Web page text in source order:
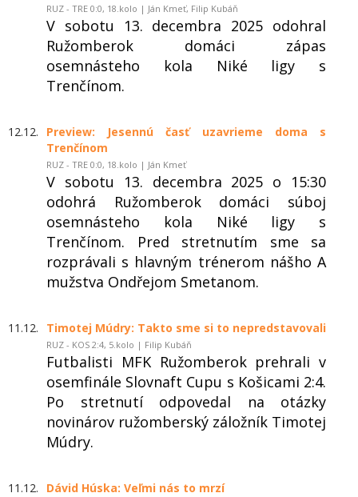
RUZ - TRE 0:0, 18.kolo | Ján Kmeť, Filip Kubáň
V sobotu 13. decembra 2025 odohral
Ružomberok domáci zápas
osemnásteho kola Niké ligy s
Trenčínom.
12.12.
Preview: Jesennú časť uzavrieme doma s
Trenčínom
RUZ - TRE 0:0, 18.kolo | Ján Kmeť
V sobotu 13. decembra 2025 o 15:30
odohrá Ružomberok domáci súboj
osemnásteho kola Niké ligy s
Trenčínom. Pred stretnutím sme sa
rozprávali s hlavným trénerom nášho A
mužstva Ondřejom Smetanom.
11.12. Timotej Múdry: Takto sme si to nepredstavovali
RUZ - KOS 2:4, 5.kolo | Filip Kubáň
Futbalisti MFK Ružomberok prehrali v
osemfinále Slovnaft Cupu s Košicami 2:4.
Po stretnutí odpovedal na otázky
novinárov ružomberský záložník Timotej
Múdry.
11.12. Dávid Húska: Veľmi nás to mrzí